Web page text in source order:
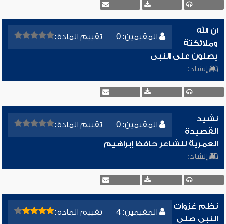
المقيمين: 0 تقييم المادة:
ان الله
وملائكتة
يصلون على النبى
إنشاد:
المقيمين: 0 تقييم المادة:
نشيد
القصيدة
العمرية للشاعر حافظ إبراهيم
إنشاد:
المقيمين: 4 تقييم المادة:
نظم غزوات
النبي صلى